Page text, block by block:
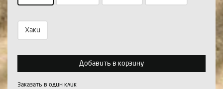
Хаки
Продолжить
Добавить в корзину
Заказать в один клик